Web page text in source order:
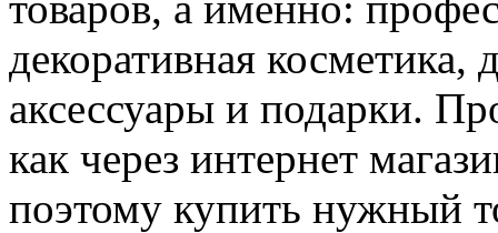
декоративная косметика,
аксессуары и подарки.
как через интернет
поэтому купить нужный